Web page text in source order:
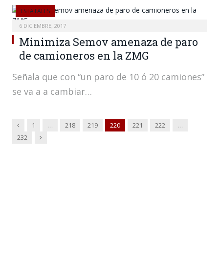
ESTATALES
6 DICIEMBRE, 2017
Minimiza Semov amenaza de paro
de camioneros en la ZMG
Señala que con “un paro de 10 ó 20 camiones”
se va a a cambiar…
Anterior
1 … 218 219 220 221 222
…
232
Siguiente